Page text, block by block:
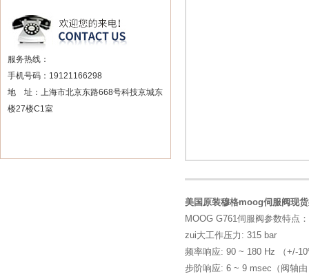
服务热线：
手机号码：19121166298
地 址：上海市北京东路668号科技京城东
楼27楼C1室
美国原装穆格moog伺服阀现
MOOG G761伺服阀参数特点：
zui大工作压力: 315 bar
频率响应: 90 ~ 180 Hz （+/-
步阶响应: 6 ~ 9 msec（阀轴